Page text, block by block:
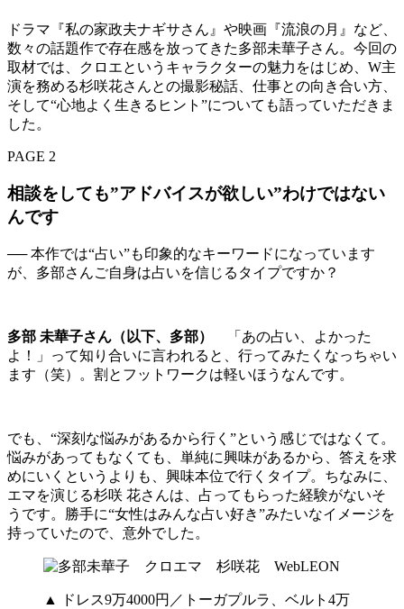
ドラマ『私の家政夫ナギサさん』や映画『流浪の月』など、
数々の話題作で存在感を放ってきた多部未華子さん。今回の
取材では、クロエというキャラクターの魅力をはじめ、W主
演を務める杉咲花さんとの撮影秘話、仕事との向き合い方、
そして“心地よく生きるヒント”についても語っていただきま
した。
PAGE 2
相談をしても”アドバイスが欲しい”わけではない
んです
── 本作では“占い”も印象的なキーワードになっています
が、多部さんご自身は占いを信じるタイプですか？
多部 未華子さん（以下、多部）
「あの占い、よかった
よ！」って知り合いに言われると、行ってみたくなっちゃい
ます（笑）。割とフットワークは軽いほうなんです。
でも、“深刻な悩みがあるから行く”という感じではなくて。
悩みがあってもなくても、単純に興味があるから、答えを求
めにいくというよりも、興味本位で行くタイプ。ちなみに、
エマを演じる杉咲 花さんは、占ってもらった経験がないそ
うです。勝手に“女性はみんな占い好き”みたいなイメージを
持っていたので、意外でした。
▲ ドレス9万4000円／トーガプルラ、ベルト4万